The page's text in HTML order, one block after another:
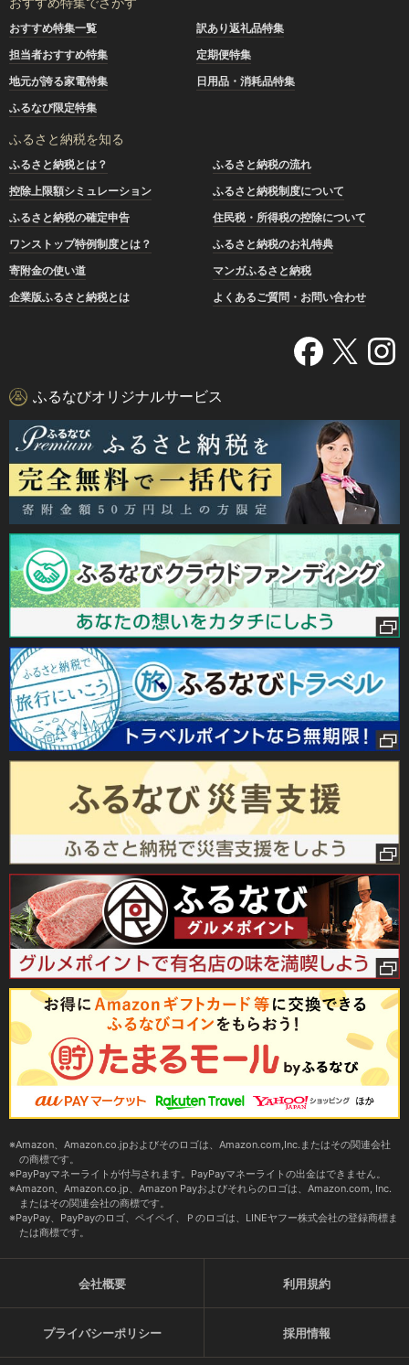
おすすめ特集一覧
訳あり返礼品特集
担当者おすすめ特集
定期便特集
地元が誇る家電特集
日用品・消耗品特集
ふるなび限定特集
ふるさと納税を知る
ふるさと納税とは？
ふるさと納税の流れ
控除上限額シミュレーション
ふるさと納税制度について
ふるさと納税の確定申告
住民税・所得税の控除について
ワンストップ特例制度とは？
ふるさと納税のお礼特典
寄附金の使い道
マンガふるさと納税
企業版ふるさと納税とは
よくあるご質問・お問い合わせ
ふるなびオリジナルサービス
Amazon、Amazon.co.jpおよびそのロゴは、Amazon.com,Inc.またはその関連会社
の商標です。
PayPayマネーライトが付与されます。PayPayマネーライトの出金はできません。
Amazon、Amazon.co.jp、Amazon Payおよびそれらのロゴは、Amazon.com, Inc.
またはその関連会社の商標です。
PayPay、PayPayのロゴ、ペイペイ、Ｐのロゴは、LINEヤフー株式会社の登録商標ま
たは商標です。
会社概要 利用規約
プライバシーポリシー 採用情報